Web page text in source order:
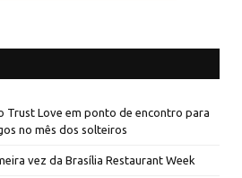
Trust Love em ponto de encontro para
no mês dos solteiros
vez da Brasília Restaurant Week